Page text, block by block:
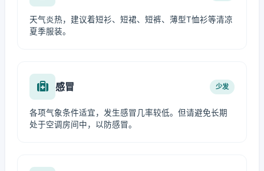
天气炎热，建议着短衫、短裙、短裤、薄型T恤衫等清凉
夏季服装。
感冒 少发
各项气象条件适宜，发生感冒几率较低。但请避免长期
处于空调房间中，以防感冒。